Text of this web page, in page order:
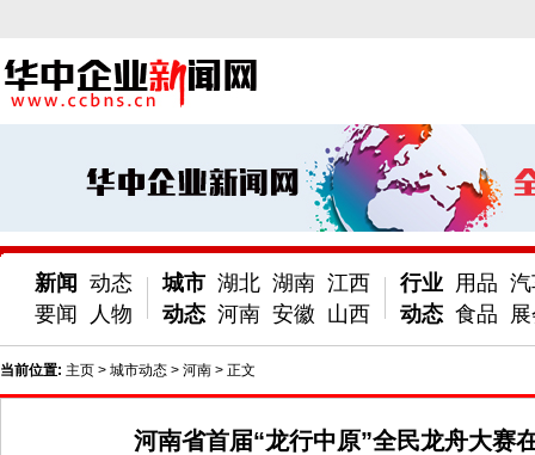
新闻
要闻
动态
人物
城市
动态
湖北 湖南 江西
河南 安徽 山西
行业
动态
用品
食品
当前位置: 主页 > 城市动态 > 河南 > 正文
河南省首届“龙行中原”全民龙舟大赛